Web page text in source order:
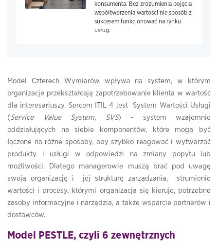
konsumenta. Bez zrozumienia pojęcia
współtworzenia wartości nie sposób z
sukcesem funkcjonować na rynku
usług.
Model Czterech Wymiarów wpływa na system, w którym
organizacje przekształcają zapotrzebowanie klienta w wartość
dla interesariuszy. Sercem ITIL 4 jest System Wartości Usługi
(Service Value System, SVS) - system wzajemnie
oddziałujących na siebie komponentów, które mogą być
łączone na różne sposoby, aby szybko reagować i wytwarzać
produkty i usługi w odpowiedzi na zmiany popytu lub
możliwości. Dlatego managerowie muszą brać pod uwagę
swoją organizację i jej strukturę zarządzania, strumienie
wartości i procesy, którymi organizacja się kieruje, potrzebne
zasoby informacyjne i narzędzia, a także wsparcie partnerów i
dostawców.
Model PESTLE, czyli 6 zewnętrznych